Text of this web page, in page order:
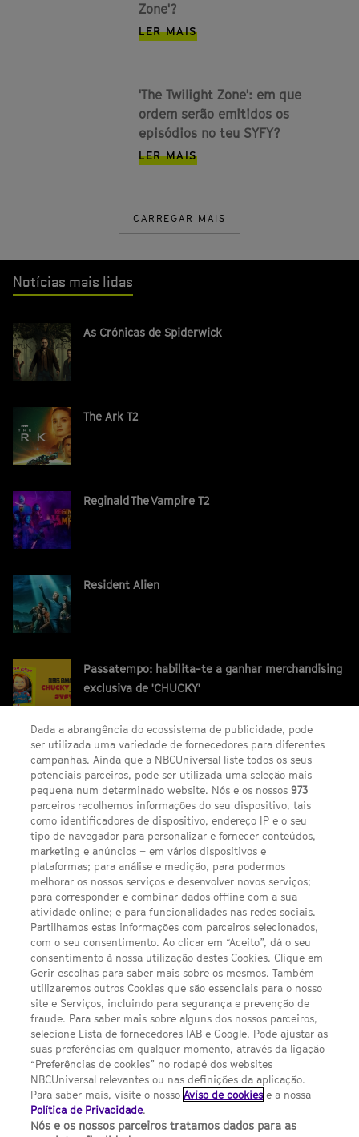
Zone'?
LER MAIS
'The Twilight Zone': em que
ordem serão emitidos os
episódios no teu SYFY?
LER MAIS
CARREGAR MAIS
Notícias mais lidas
As Crónicas de Spiderwick
The Ark T2
Reginald The Vampire T2
Resident Alien
Passatempo: habilita-te a ganhar merchandising
exclusiva de 'CHUCKY'
SEGUE-NOS
FACEBOOK
TWITTER
YOUTUBEINSTAGRAM
LINKS ÚTEIS
Escolhas de Anúncios
Política de privacidade
Termos E Condições
FILMES
UMA DIVISÃO DA NBCUNIVERSAL
Contact us by email: contact.SYFYPortugal@ncbuni.com
Dada a abrangência do ecossistema de publicidade, pode
ser utilizada uma variedade de fornecedores para diferentes
campanhas. Ainda que a NBCUniversal liste todos os seus
potenciais parceiros, pode ser utilizada uma seleção mais
pequena num determinado website. Nós e os nossos973
parceiros recolhemos informações do seu dispositivo, tais
como identificadores de dispositivo, endereço IP e o seu
tipo de navegador para personalizar e fornecer conteúdos,
marketing e anúncios – em vários dispositivos e
plataformas; para análise e medição, para podermos
melhorar os nossos serviços e desenvolver novos serviços;
para corresponder e combinar dados offline com a sua
atividade online; e para funcionalidades nas redes sociais.
Partilhamos estas informações com parceiros selecionados,
com o seu consentimento. Ao clicar em “Aceito”, dá o seu
consentimento à nossa utilização destes Cookies. Clique em
Gerir escolhas para saber mais sobre os mesmos. Também
utilizaremos outros Cookies que são essenciais para o nosso
site e Serviços, incluindo para segurança e prevenção de
fraude. Para saber mais sobre alguns dos nossos parceiros,
selecione Lista de fornecedores IAB e Google. Pode ajustar as
suas preferências em qualquer momento, através da ligação
“Preferências de cookies” no rodapé dos websites
NBCUniversal relevantes ou nas definições da aplicação.
Para saber mais, visite o nossoAviso de cookies e a nossa
Política de Privacidade.
Nós e os nossos parceiros tratamos dados para as